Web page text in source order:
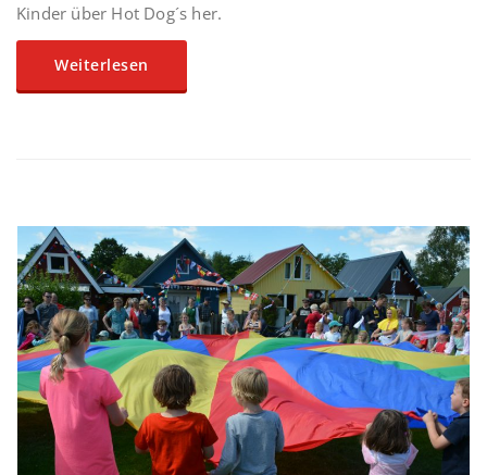
Kinder über Hot Dog´s her.
Weiterlesen